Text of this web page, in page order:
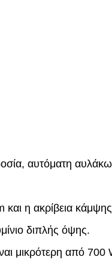
αυτόματη
η ακρίβεια
διπλής όψης.
μικρότερη από 700